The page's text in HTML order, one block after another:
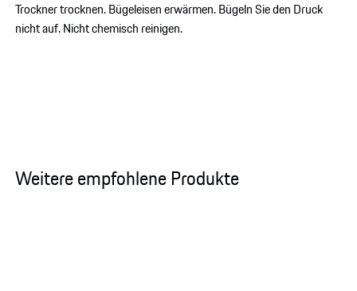
Trockner trocknen. Bügeleisen erwärmen. Bügeln Sie den Druck
nicht auf. Nicht chemisch reinigen.
Weitere empfohlene Produkte